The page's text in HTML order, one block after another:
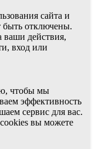
сайта и
отключены.
ваши действия,
вход или
чтобы мы
эффективность
сервис для вас.
вы можете